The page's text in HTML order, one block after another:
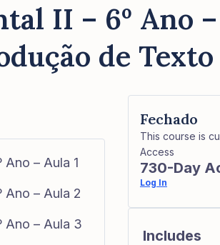
II – 6º Ano
de Texto
– Aula 1
Ano – Aula 2
Ano – Aula 3
Fechado
This course is
Access
730-Day
Log In
Includes